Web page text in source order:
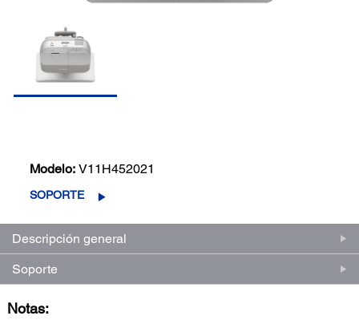
Modelo: V11H452021
SOPORTE
Descripción general
Soporte
Notas: